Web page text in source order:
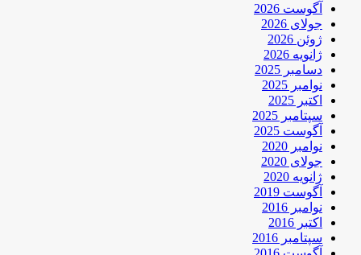
آگوست 2026
جولای 2026
ژوئن 2026
ژانویه 2026
دسامبر 2025
نوامبر 2025
اکتبر 2025
سپتامبر 2025
آگوست 2025
نوامبر 2020
جولای 2020
ژانویه 2020
آگوست 2019
نوامبر 2016
اکتبر 2016
سپتامبر 2016